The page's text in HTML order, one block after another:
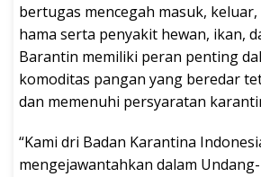
bertugas mencegah masuk,
hama serta penyakit hewan, ikan,
Barantin memiliki peran penting
komoditas pangan yang beredar
dan memenuhi persyaratan
“Kami dri Badan Karantina
mengejawantahkan dalam